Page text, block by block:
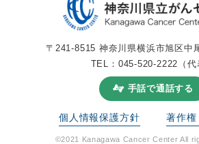
〒241-8515 神奈川県横浜市旭区中
TEL： 045-520-2222 （代
手話で通話する
個人情報保護方針 著作権
©2021 Kanagawa Cancer Center All